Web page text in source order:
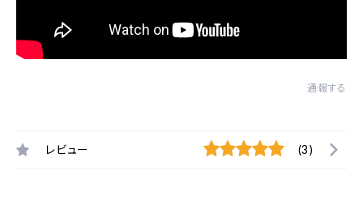
通報する
レビュー (3)